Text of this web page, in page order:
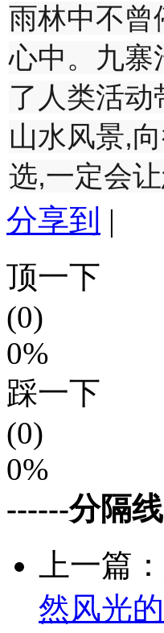
雨林中不曾
心中。 九寨
了人类活
山水风景,
选,一定会
分享到 |
顶一下
(0)
0%
踩一下
(0)
0%
------分隔
上一篇：
然风光